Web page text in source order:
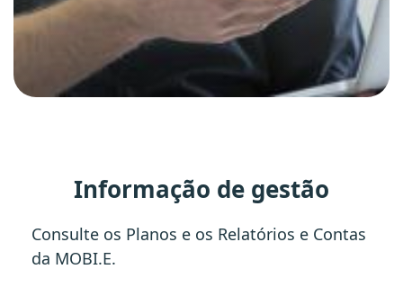
Informação de gestão
Consulte os Planos e os Relatórios e Contas
da MOBI.E.